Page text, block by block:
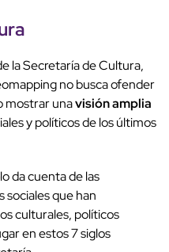
la Secretaría de Cultura,
no busca ofender
mostrar unavisión amplia
y políticos de los últimos
da cuenta de las
que han
culturales, políticos
en estos 7 siglos